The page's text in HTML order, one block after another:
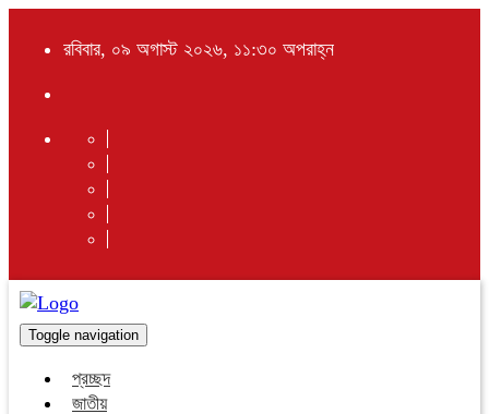
রবিবার, ০৯ অগাস্ট ২০২৬, ১১:৩০ অপরাহ্ন
Toggle navigation
প্রচ্ছদ
জাতীয়